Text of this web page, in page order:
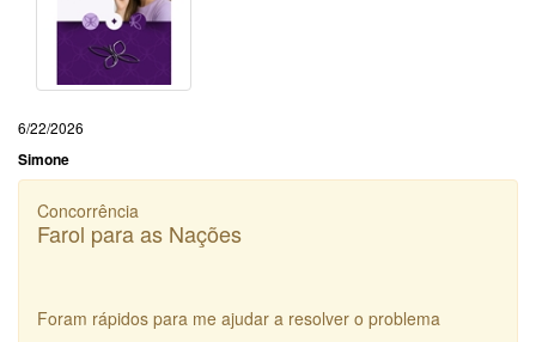
6/22/2026
Simone
Concorrência
Farol para as Nações
Foram rápidos para me ajudar a resolver o problema